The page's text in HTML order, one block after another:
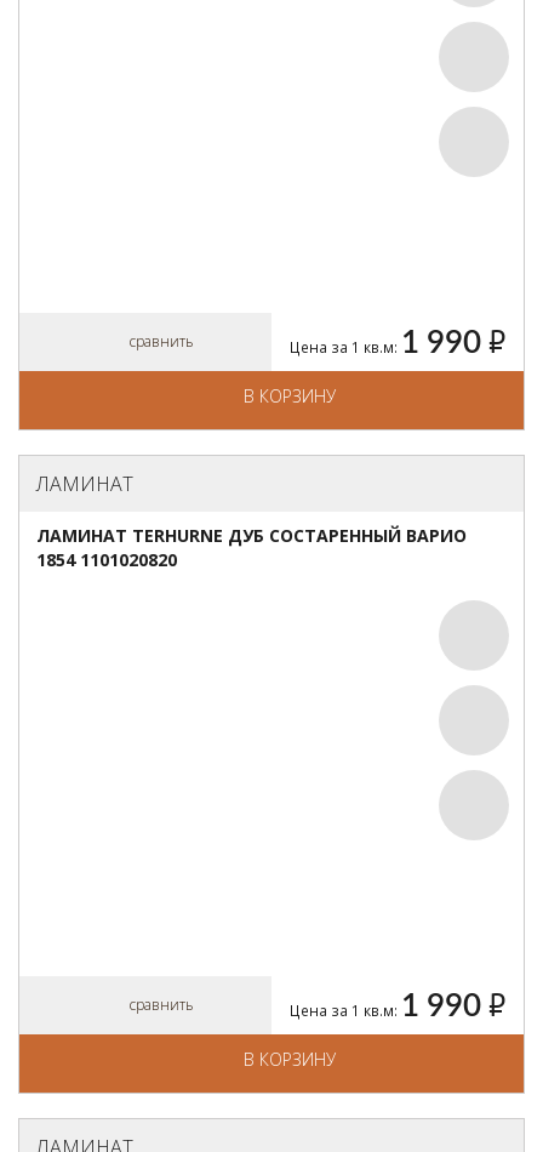
сравнить Цена за 1 кв.м: 1 990 руб.
В КОРЗИНУ
ЛАМИНАТ
ЛАМИНАТ TERHURNE ДУБ СОСТАРЕННЫЙ ВАРИО
1854 1101020820
сравнить Цена за 1 кв.м: 1 990 руб.
В КОРЗИНУ